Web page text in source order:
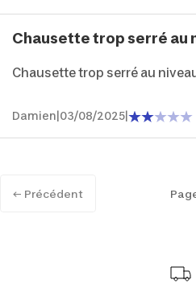
Chausette trop serré au
Chausette trop serré au
Damien 03/08/2025
← Précédent